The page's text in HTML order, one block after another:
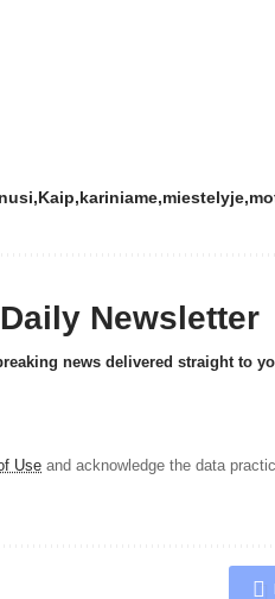
Kaip kariniame miestelyje
Newsletter
news delivered straight to
Use and acknowledge the data